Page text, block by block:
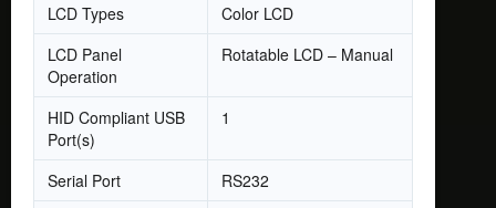
LCD Types
Color LCD
LCD Panel
Operation
Rotatable LCD – Manual
HID Compliant USB
Port(s)
1
Serial Port
RS232